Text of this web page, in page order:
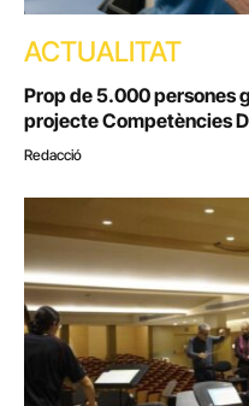
ACTUALITAT
Prop de 5.000 persones
projecte Competències
Redacció